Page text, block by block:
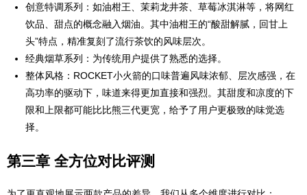
创意特调系列：如油柑王、茉莉龙井茶、草莓冰淇淋等，将网红
饮品、甜点的概念融入烟油。其中油柑王的“酸甜解腻，回甘上
头”特点，精准复刻了流行茶饮的风味层次。
经典烟草系列：为传统用户提供了熟悉的选择。
整体风格：ROCKET小火箭的口味普遍风味浓郁、层次感强，在
高功率的驱动下，味道来得更加直接和强烈。其甜度和凉度的下
限和上限都可能比比熊三代更宽，给予了用户更极致的味觉选
择。
第三章 全方位对比评测